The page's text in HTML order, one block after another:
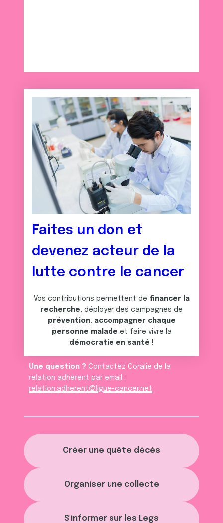
Créer une quête décès
Organiser une collecte
S'informer sur les Legs
Faites un don et
devenez acteur de la
lutte contre le cancer
Vos contributions permettent de financer la
recherche, déployer des campagnes de
prévention, accompagner chaque
personne malade et faire vivre la
démocratie en santé !
Une question ? Contactez Coralie de la
relation adhèrent par email :
relation.adherent@ligue-cancer.net